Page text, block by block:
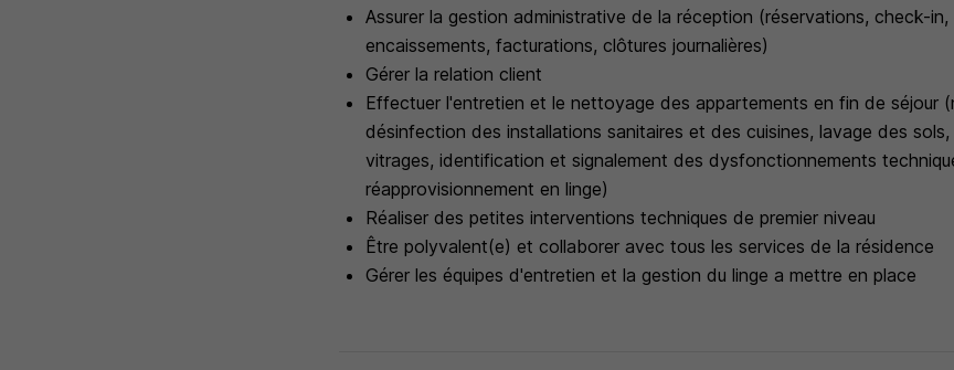
Assurer la gestion administrative de la réception (réservations, check-
encaissements, facturations, clôtures journalières)
Gérer la relation client
Effectuer l'entretien et le nettoyage des appartements en fin de séjour
désinfection des installations sanitaires et des cuisines, lavage des
vitrages, identification et signalement des dysfonctionnements
réapprovisionnement en linge)
Réaliser des petites interventions techniques de premier niveau
Être polyvalent(e) et collaborer avec tous les services de la résidence
Gérer les équipes d'entretien et la gestion du linge a mettre en place